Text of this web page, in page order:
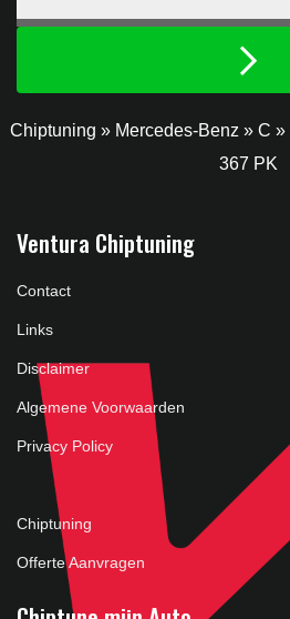
Chiptuning » Mercedes-Benz » C »
367 PK
Ventura Chiptuning
Contact
Links
Disclaimer
Algemene Voorwaarden
Privacy Policy
Chiptuning
Offerte Aanvragen